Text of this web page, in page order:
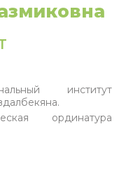
институт
ординатура